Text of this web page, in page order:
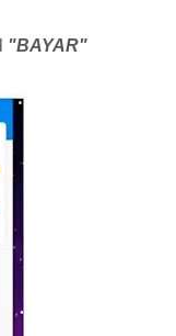
"BAYAR"